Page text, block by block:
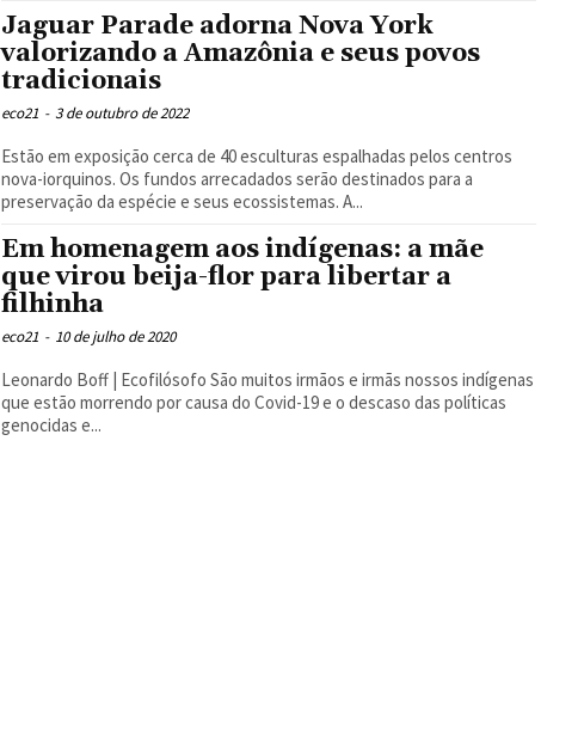
Jaguar Parade adorna Nova York
valorizando a Amazônia e seus povos
tradicionais
eco21 - 3 de outubro de 2022
Estão em exposição cerca de 40 esculturas espalhadas pelos centros
nova-iorquinos. Os fundos arrecadados serão destinados para a
preservação da espécie e seus ecossistemas. A...
Em homenagem aos indígenas: a mãe
que virou beija-flor para libertar a
filhinha
eco21 - 10 de julho de 2020
Leonardo Boff | Ecofilósofo São muitos irmãos e irmãs nossos indígenas
que estão morrendo por causa do Covid-19 e o descaso das políticas
genocidas e...